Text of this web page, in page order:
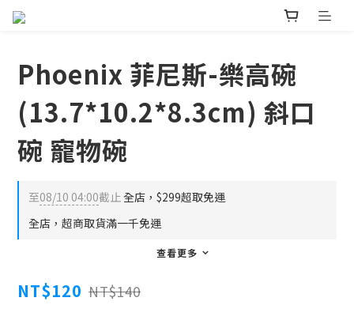
Phoenix 菲尼斯-樂高碗
(13.7*10.2*8.3cm) 斜口
碗 寵物碗
至08/10 04:00截止全店，$299超取免運
全店，超商取貨滿一千免運
查看更多
NT$120 NT$140